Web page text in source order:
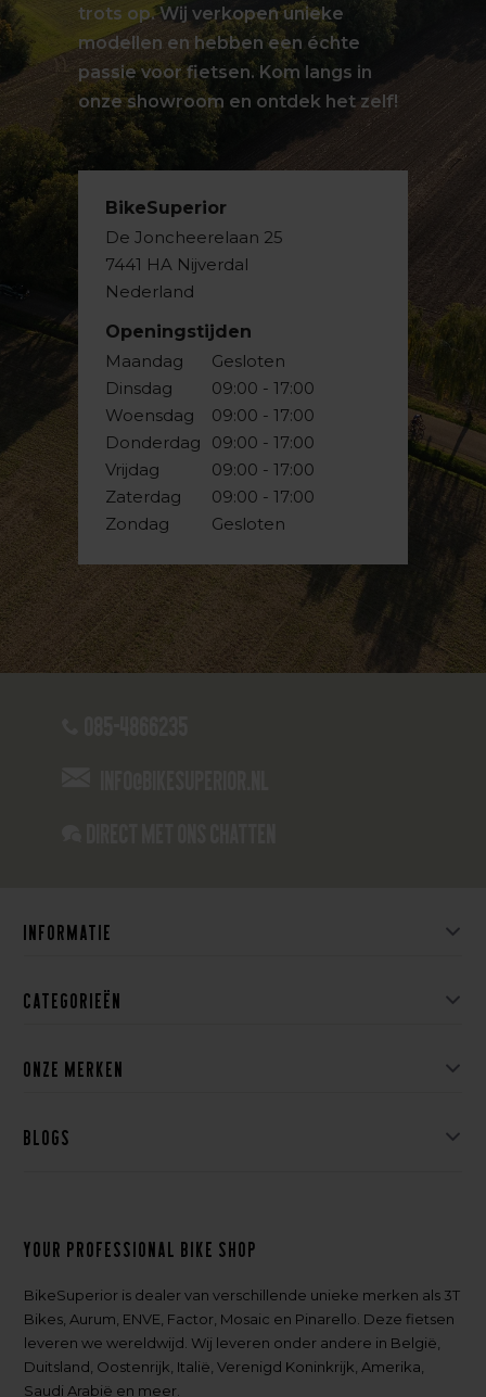
trots op. Wij verkopen unieke
modellen en hebben een échte
passie voor fietsen. Kom langs in
onze showroom en ontdek het zelf!
BikeSuperior
De Joncheerelaan 25
7441 HA Nijverdal
Nederland
Openingstijden
Maandag
Dinsdag
Woensdag
Donderdag
Vrijdag
Zaterdag
Zondag
Gesloten
09:00 - 17:00
09:00 - 17:00
09:00 - 17:00
09:00 - 17:00
09:00 - 17:00
Gesloten
Informatie
Categorieën
Onze merken
Blogs
Your professional bike shop
BikeSuperior is dealer van verschillende unieke merken als 3T
Bikes, Aurum, ENVE, Factor, Mosaic en Pinarello. Deze fietsen
leveren we wereldwijd. Wij leveren onder andere in België,
Duitsland, Oostenrijk, Italië, Verenigd Koninkrijk, Amerika,
Saudi Arabië en meer.